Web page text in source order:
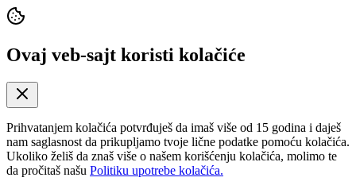
Ovaj veb-sajt koristi kolačiće
Prihvatanjem kolačića potvrđuješ da imaš više od 15 godina i daješ
nam saglasnost da prikupljamo tvoje lične podatke pomoću kolačića.
Ukoliko želiš da znaš više o našem korišćenju kolačića, molimo te
da pročitaš našu Politiku upotrebe kolačića.